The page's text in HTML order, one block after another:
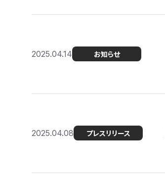
2025.04.14 お知らせ
2025.04.08 プレスリリース